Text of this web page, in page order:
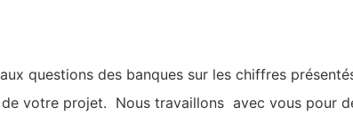
questions des banques sur les chiffres
votre projet. Nous travaillons avec vous pour